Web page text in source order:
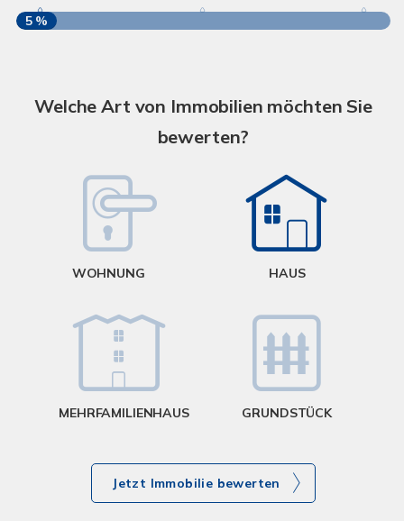
5 %
Welche Art von Immobilien möchten Sie
bewerten?
WOHNUNG HAUS
MEHRFAMILIENHAUS GRUNDSTÜCK
Jetzt Immobilie bewerten